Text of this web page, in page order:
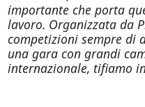
importante che porta
lavoro. Organizzata da
competizioni sempre di
una gara con grandi
internazionale, tifiamo